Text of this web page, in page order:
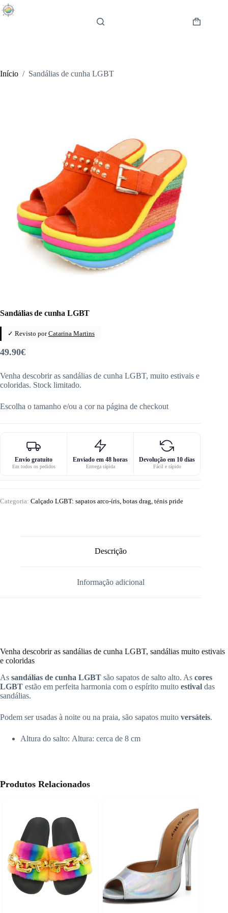
Pular
para
Carrinho
Início / Sandálias de cunha LGBT
Sandálias de cunha LGBT
✓ Revisto porCatarina Martins
49.90€
Venha descobrir as sandálias de cunha LGBT, muito estivais e
coloridas. Stock limitado.
Escolha o tamanho e/ou a cor na página de checkout
Envio gratuito
Em todos os pedidos
Enviado em 48 horas
Entrega rápida
Devolução em 10 dias
Fácil e rápido
Categoria: Calçado LGBT: sapatos arco-íris, botas drag, ténis pride
Descrição
Informação adicional
Venha descobrir as sandálias de cunha LGBT, sandálias muito estivais
e coloridas
As sandálias de cunha LGBT são sapatos de salto alto. As cores
LGBT estão em perfeita harmonia com o espírito muito estival das
sandálias.
Podem ser usadas à noite ou na praia, são sapatos muito versáteis.
Altura do salto: Altura: cerca de 8 cm
Produtos Relacionados